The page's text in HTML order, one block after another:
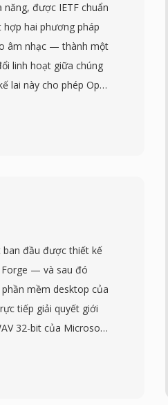
được IETF chuẩn
hợp hai phương pháp
âm nhạc — thành một
linh hoạt giữa chúng
lai này cho phép Opus
tình huống sử dụng:
nguồn mở, loại bỏ
khoảng nửa so với
Và thứ ba, độ trễ thấp
nên mọi trình
WhatsApp,
cho âm thanh thời
ban đầu được thiết kế
— và sau đó
mềm desktop của
tiếp giải quyết giới
32-bit của Microsoft
phiên thu âm dài,